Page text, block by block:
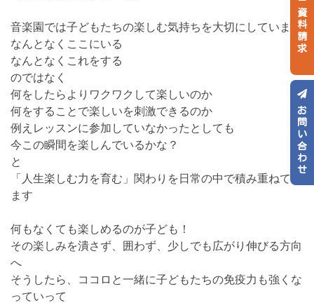
音楽園では子どもたちの楽しむ気持ちを大切にしています
なんとなくここにいる
なんとなくこれをする
のではなく
何をしたらよりワクワクして楽しいのか
何をすることで楽しいを刺激できるのか
例えレッスンに参加していなかったとしても
今この瞬間を楽しんでいるかな？
と
「人生楽しむ力を育む」関わりを日常の中で積み重ねてい
ます
何もなくても楽しめるのが子ども！
その楽しみを潰さず、囲わず、少しでも広がり伸びる方向
へ
そうしたら、ココロと一緒に子どもたちの免疫力も強くな
っていって
資料請求
お問い合わせ